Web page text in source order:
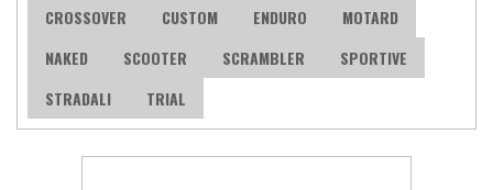
CROSSOVER CUSTOM ENDURO
MOTARD
NAKED
SCOOTER SCRAMBLER
SPORTIVE
STRADALI
TRIAL